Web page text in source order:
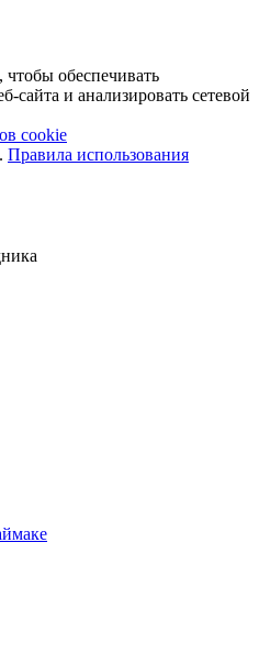
обеспечивать
сайта и анализировать сетевой
cookie
Правила использования